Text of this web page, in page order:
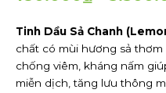
Tinh Dầu Sả Chanh
chất có mùi hương sả
chống viêm, kháng nấm
miễn dịch, tăng lưu thông